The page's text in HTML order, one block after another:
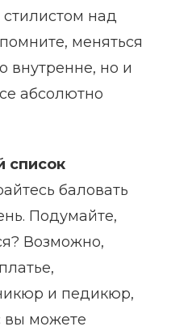
стилистом над
меняться
внутренне, но и
абсолютно
список
баловать
Подумайте,
Возможно,
и педикюр,
вы можете